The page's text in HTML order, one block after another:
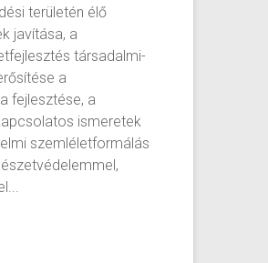
területén élő
javítása, a
társadalmi-
a
fejlesztése, a
ismeretek
szemléletformálás